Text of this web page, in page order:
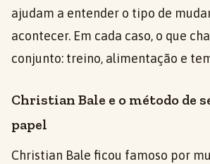
ajudam a entender o tipo de
acontecer. Em cada caso, o que
conjunto: treino, alimentação e
Christian Bale e o método de
papel
Christian Bale ficou famoso por